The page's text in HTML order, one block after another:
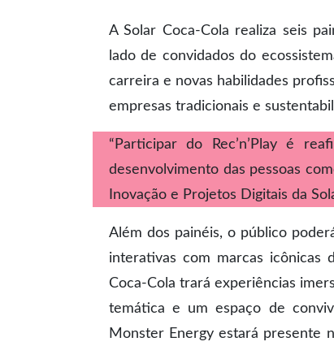
A Solar Coca-Cola realiza seis
lado de convidados do
carreira e novas habilidades
empresas tradicionais e
“Participar do Rec’n’Play é
desenvolvimento das pessoas
Inovação e Projetos Digitais da
Além dos painéis, o público
interativas com marcas icônicas
Coca-Cola trará experiências
temática e um espaço de
Monster Energy estará presente